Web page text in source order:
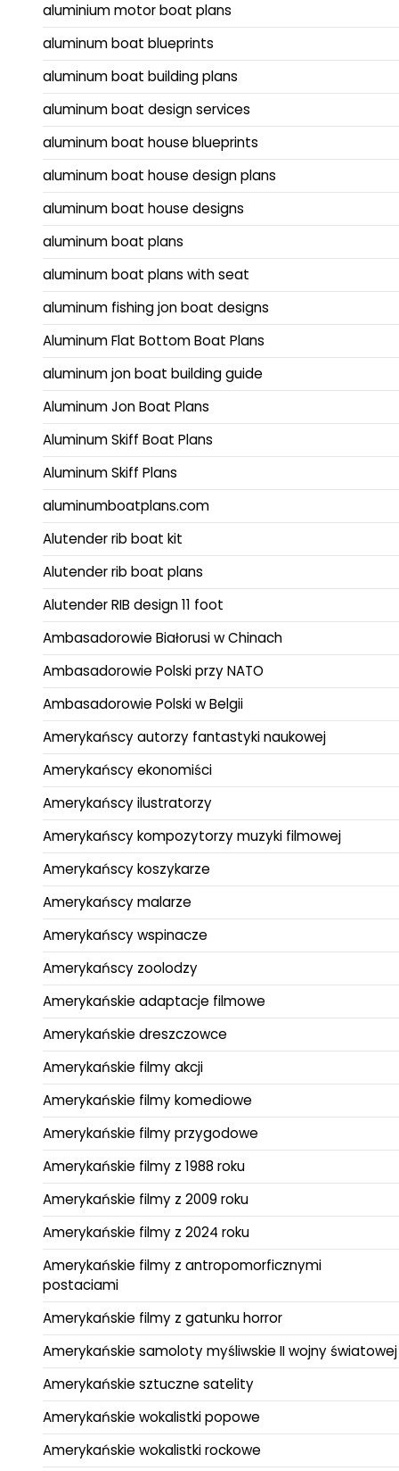
aluminium motor boat plans
aluminum boat blueprints
aluminum boat building plans
aluminum boat design services
aluminum boat house blueprints
aluminum boat house design plans
aluminum boat house designs
aluminum boat plans
aluminum boat plans with seat
aluminum fishing jon boat designs
Aluminum Flat Bottom Boat Plans
aluminum jon boat building guide
Aluminum Jon Boat Plans
Aluminum Skiff Boat Plans
Aluminum Skiff Plans
aluminumboatplans.com
Alutender rib boat kit
Alutender rib boat plans
Alutender RIB design 11 foot
Ambasadorowie Białorusi w Chinach
Ambasadorowie Polski przy NATO
Ambasadorowie Polski w Belgii
Amerykańscy autorzy fantastyki naukowej
Amerykańscy ekonomiści
Amerykańscy ilustratorzy
Amerykańscy kompozytorzy muzyki filmowej
Amerykańscy koszykarze
Amerykańscy malarze
Amerykańscy wspinacze
Amerykańscy zoolodzy
Amerykańskie adaptacje filmowe
Amerykańskie dreszczowce
Amerykańskie filmy akcji
Amerykańskie filmy komediowe
Amerykańskie filmy przygodowe
Amerykańskie filmy z 1988 roku
Amerykańskie filmy z 2009 roku
Amerykańskie filmy z 2024 roku
Amerykańskie filmy z antropomorficznymi
postaciami
Amerykańskie filmy z gatunku horror
Amerykańskie samoloty myśliwskie II wojny światowej
Amerykańskie sztuczne satelity
Amerykańskie wokalistki popowe
Amerykańskie wokalistki rockowe